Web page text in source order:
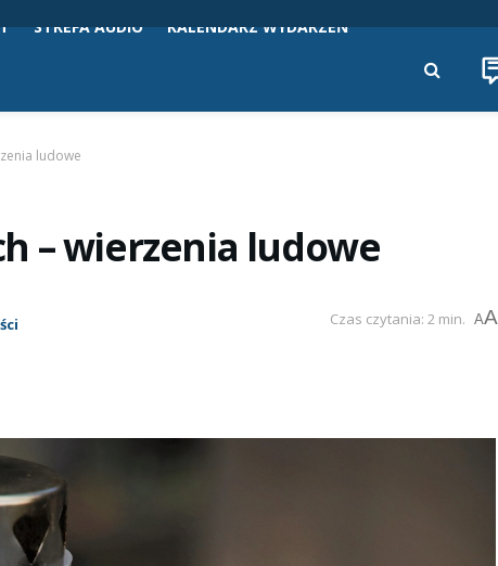
STREFA AUDIO KALENDARZ WYDARZEŃ
ludowe
– wierzenia ludowe
Czas czytania: 2 min. AA